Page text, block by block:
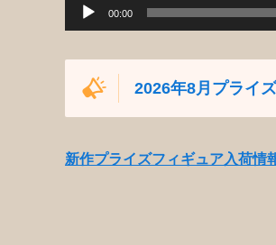
00:00
2026年8月プライ
新作プライズフィギュア入荷情